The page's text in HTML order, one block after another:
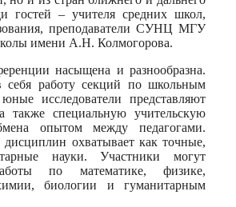
гостей – учителя средних школ,
преподаватели СУНЦ МГУ
имени А.Н. Колмогорова.
насыщена и разнообразна.
себя работу секций по школьным
исследователи представляют
также специальную учительскую
опытом между педагогами.
охватывает как точные,
науки. Участники могут
по математике, физике,
биологии и гуманитарным